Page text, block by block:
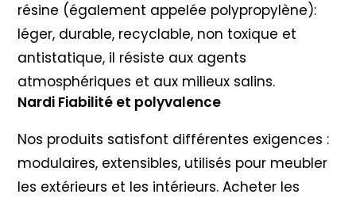
résine (également appelée polypropylène):
léger, durable, recyclable, non toxique et
antistatique, il résiste aux agents
atmosphériques et aux milieux salins.
Nardi Fiabilité et polyvalence
Nos produits satisfont différentes exigences :
modulaires, extensibles, utilisés pour meubler
les extérieurs et les intérieurs. Acheter les